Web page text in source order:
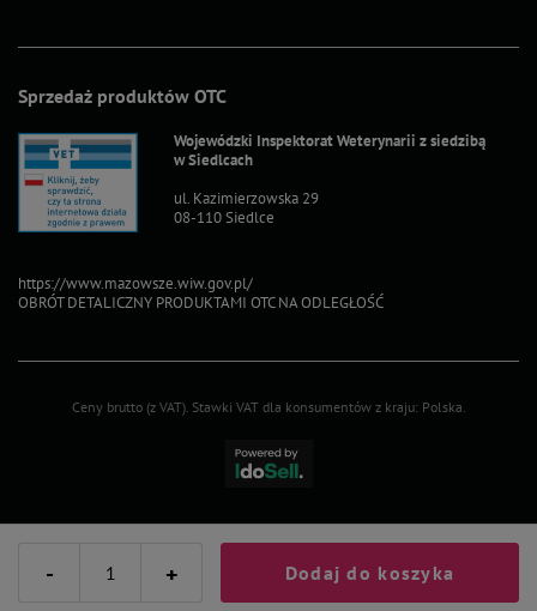
- + Dodaj do koszyka
Sprzedaż produktów OTC
Wojewódzki Inspektorat Weterynarii z siedzibą
w Siedlcach
ul. Kazimierzowska 29
08-110 Siedlce
https://www.mazowsze.wiw.gov.pl/
OBRÓT DETALICZNY PRODUKTAMI OTC NA ODLEGŁOŚĆ
Ceny brutto (z VAT). Stawki VAT dla konsumentów z kraju: Polska.